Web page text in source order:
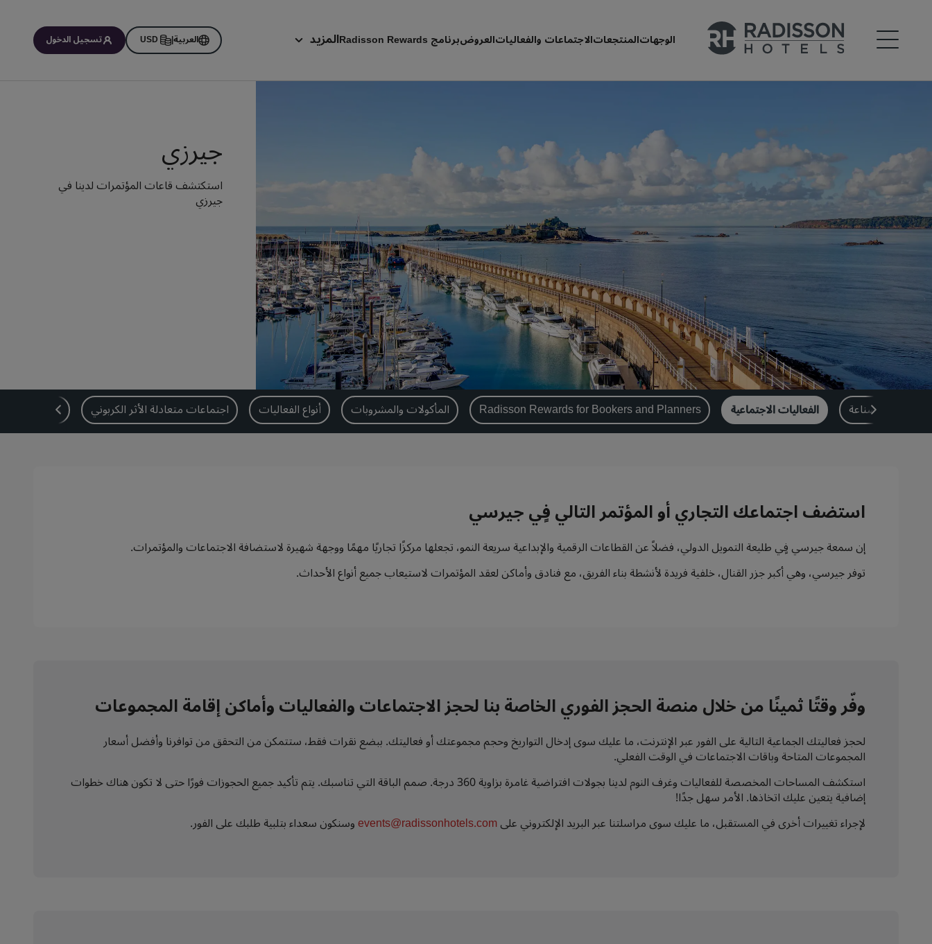
الوجهاتالمنتجعاتالاجتماعات والفعالياتالعروضبرنامج Radisson Rewards المزيد
حجوزاتي
العربية|
USD تسجيل الدخول
جيرزي
استكتشف قاعات المؤتمرات لدينا في
جيرزي
حلول الصناعة الفعاليات الاجتماعية ‏‫Radisson Rewards for Bookers and Planners‬ المأكولات والمشروبات أنواع الفعاليات اجتماعات متعادلة الأثر الكربوني GBTA
استضف اجتماعك التجاري أو المؤتمر التالي فٍي جيرسي
إن سمعة جيرسي فٍي طليعة التمويل الدولي، فضلاً عن القطاعات الرقمية والإبداعية سريعة النمو، تجعلها مركزًا تجاريًا مهمًا ووجهة شهيرة لاستضافة الاجتماعات والمؤتمرات.
توفر جيرسي، وهي أكبر جزر القنال، خلفية فريدة لأنشطة بناء الفريق، مع فنادق وأماكن لعقد المؤتمرات لاستيعاب جميع أنواع الأحداث.
وفّر وقتًا ثمينًا من خلال منصة الحجز الفوري الخاصة بنا لحجز الاجتماعات والفعاليات وأماكن إقامة المجموعات
لحجز فعاليتك الجماعية التالية على الفور عبر الإنترنت، ما عليك سوى إدخال التواريخ وحجم مجموعتك أو فعاليتك. ببضع نقرات فقط، ستتمكن من التحقق من توافرنا وأفضل أسعار
المجموعات المتاحة وباقات الاجتماعات في الوقت الفعلي.
استكشف المساحات المخصصة للفعاليات وغرف النوم لدينا بجولات افتراضية غامرة بزاوية 360 درجة. صمم الباقة التي تناسبك. يتم تأكيد جميع الحجوزات فورًا حتى لا تكون هناك خطوات
إضافية يتعين عليك اتخاذها. الأمر سهل جدًا!
لإجراء تغييرات أخرى في المستقبل، ما عليك سوى مراسلتنا عبر البريد الإلكتروني علىevents@radissonhotels.comوسنكون سعداء بتلبية طلبك على الفور.